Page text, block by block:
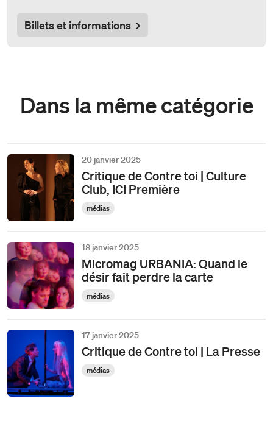
Billets et informations
Dans la même catégorie
Critique de Contre toi | Culture
Club, ICI Première
médias
20 janvier 2025
Micromag URBANIA: Quand le
désir fait perdre la carte
médias
18 janvier 2025
Critique de Contre toi | La Presse
médias
17 janvier 2025